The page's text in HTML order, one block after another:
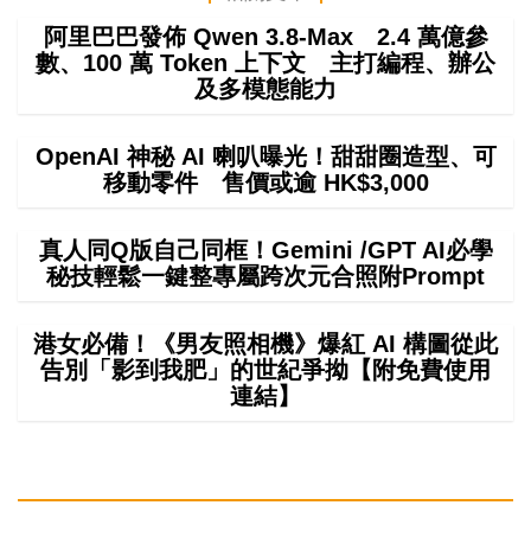
阿里巴巴發佈 Qwen 3.8-Max 2.4 萬億參
數、100 萬 Token 上下文 主打編程、辦公
及多模態能力
OpenAI 神秘 AI 喇叭曝光！甜甜圈造型、可
移動零件 售價或逾 HK$3,000
真人同Q版自己同框！Gemini /GPT AI必學
秘技輕鬆一鍵整專屬跨次元合照附Prompt
港女必備！《男友照相機》爆紅 AI 構圖從此
告別「影到我肥」的世紀爭拗【附免費使用
連結】